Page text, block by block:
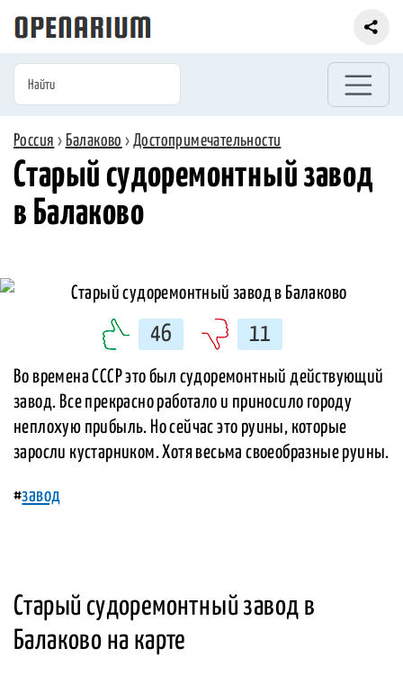
Россия › Балаково ›Достопримечательности
Старый судоремонтный завод
в Балаково
46 11
Во времена СССР это был судоремонтный действующий
завод. Все прекрасно работало и приносило городу
неплохую прибыль. Но сейчас это руины, которые
заросли кустарником. Хотя весьма своеобразные руины.
#завод
Старый судоремонтный завод в
Балаково на карте